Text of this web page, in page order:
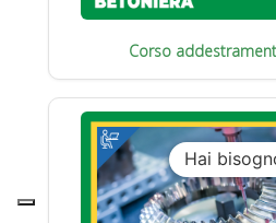
Corso
Hai